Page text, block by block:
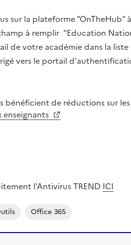
sur la plateforme "OnTheHub"
à remplir "Education
de votre académie dans la
vers le portail
bénéficient de réductions sur
enseignants
l'Antivirus TREND ICI
Office 365